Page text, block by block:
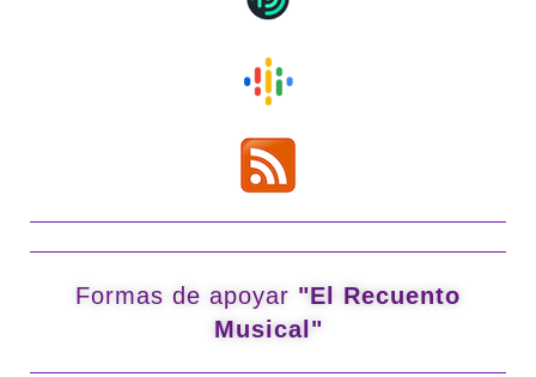
Formas de apoyar "El Recuento
Musical"